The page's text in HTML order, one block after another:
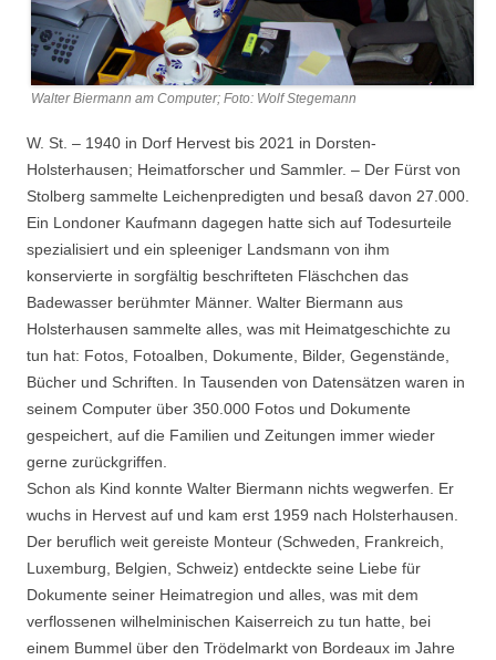
Walter Biermann am Computer; Foto: Wolf Stegemann
W. St. – 1940 in Dorf Hervest bis 2021 in Dorsten-
Holsterhausen; Heimatforscher und Sammler. – Der Fürst von
Stolberg sammelte Leichenpredigten und besaß davon 27.000.
Ein Londoner Kaufmann dagegen hatte sich auf Todesurteile
spezialisiert und ein spleeniger Landsmann von ihm
konservierte in sorgfältig beschrifteten Fläschchen das
Badewasser berühmter Männer. Walter Biermann aus
Holsterhausen sammelte alles, was mit Heimatgeschichte zu
tun hat: Fotos, Fotoalben, Dokumente, Bilder, Gegenstände,
Bücher und Schriften. In Tausenden von Datensätzen waren in
seinem Computer über 350.000 Fotos und Dokumente
gespeichert, auf die Familien und Zeitungen immer wieder
gerne zurückgriffen.
Schon als Kind konnte Walter Biermann nichts wegwerfen. Er
wuchs in Hervest auf und kam erst 1959 nach Holsterhausen.
Der beruflich weit gereiste Monteur (Schweden, Frankreich,
Luxemburg, Belgien, Schweiz) entdeckte seine Liebe für
Dokumente seiner Heimatregion und alles, was mit dem
verflossenen wilhelminischen Kaiserreich zu tun hatte, bei
einem Bummel über den Trödelmarkt von Bordeaux im Jahre